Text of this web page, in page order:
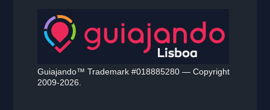
Guiajando™ Trademark #018885280 — Copyright
2009-2026.